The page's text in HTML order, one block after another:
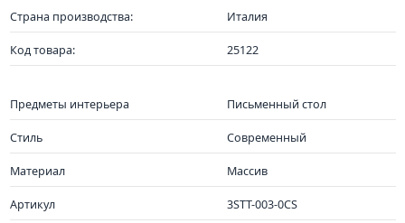
Страна производства: Италия
Код товара: 25122
Предметы интерьера Письменный стол
Стиль Современный
Материал Массив
Артикул 3STT-003-0CS